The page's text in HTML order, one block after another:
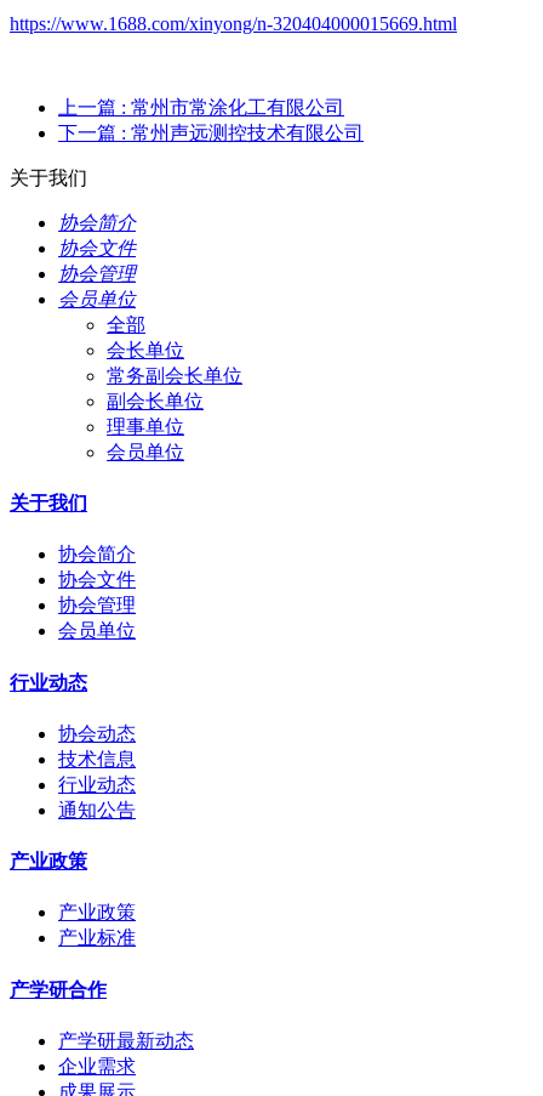
https://www.1688.com/xinyong/n-320404000015669.html
上一篇 : 常州市常涂化工有限公司
下一篇 : 常州声远测控技术有限公司
关于我们
协会简介
协会文件
协会管理
会员单位
全部
会长单位
常务副会长单位
副会长单位
理事单位
会员单位
关于我们
协会简介
协会文件
协会管理
会员单位
行业动态
协会动态
技术信息
行业动态
通知公告
产业政策
产业政策
产业标准
产学研合作
产学研最新动态
企业需求
成果展示